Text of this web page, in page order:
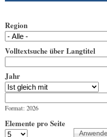
Region
Volltextsuche über Langtitel
Jahr
Format: 2026
Elemente pro Seite